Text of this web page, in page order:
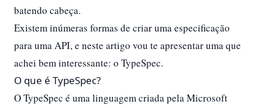
batendo cabeça.
Existem inúmeras formas de criar uma especificação
para uma API, e neste artigo vou te apresentar uma que
achei bem interessante: o TypeSpec.
O que é TypeSpec?
O TypeSpec é uma linguagem criada pela Microsoft